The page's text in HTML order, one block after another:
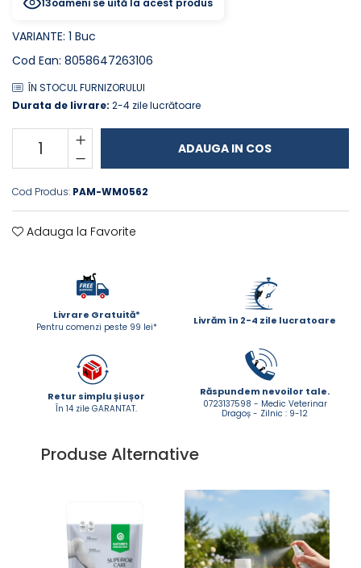
SUPA
DIETE VETERINARE
ROYAL CANIN DIETE
HILLS PD
Calibra Diets
MONGE
ANTIPARAZITARE EXTERNE
PIPETE
ZGĂRZI
COMPRIMATE
VITAMINE ȘI SUPLIMENTE
NUTRACEUTICE
VITAMINE
Masina de tuns
PLICURI
CONSERVE
DIETĂ UMEDĂ
PIPETE
ADVANTAGE
ACCESORII
SUPLIMENTE
13oameni se uită la acest produs
VARIANTE: 1 Buc
Cod Ean: 8058647263106
ÎN STOCUL FURNIZORULUI
Durata de livrare: 2-4 zile lucrătoare
ADAUGA IN COS
Cod Produs: PAM-WM0562
Adauga la Favorite
Livrare Gratuită*
Pentru comenzi peste 99 lei* Livrăm în 2-4 zile lucratoare
Retur simplu și ușor
În 14 zile GARANTAT.
Răspundem nevoilor tale.
0723137598 - Medic Veterinar
Dragoș - Zilnic : 9-12
Produse Alternative